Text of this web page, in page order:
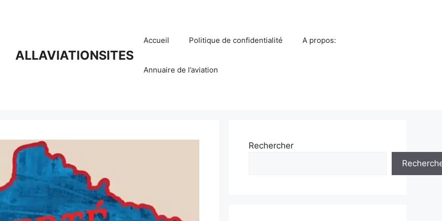
ALLAVIATIONSITES
Accueil Politique de confidentialité A propos:
Annuaire de l’aviation
Rechercher